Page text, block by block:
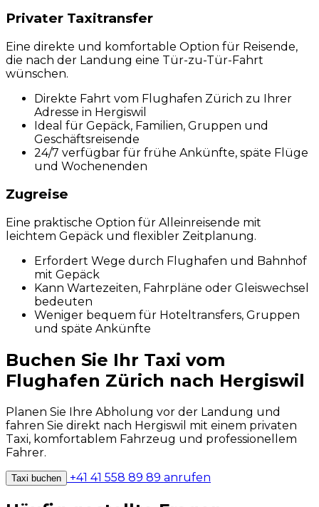
Privater Taxitransfer
Eine direkte und komfortable Option für Reisende,
die nach der Landung eine Tür-zu-Tür-Fahrt
wünschen.
Direkte Fahrt vom Flughafen Zürich zu Ihrer
Adresse in Hergiswil
Ideal für Gepäck, Familien, Gruppen und
Geschäftsreisende
24/7 verfügbar für frühe Ankünfte, späte Flüge
und Wochenenden
Zugreise
Eine praktische Option für Alleinreisende mit
leichtem Gepäck und flexibler Zeitplanung.
Erfordert Wege durch Flughafen und Bahnhof
mit Gepäck
Kann Wartezeiten, Fahrpläne oder Gleiswechsel
bedeuten
Weniger bequem für Hoteltransfers, Gruppen
und späte Ankünfte
Buchen Sie Ihr Taxi vom
Flughafen Zürich nach Hergiswil
Planen Sie Ihre Abholung vor der Landung und
fahren Sie direkt nach Hergiswil mit einem privaten
Taxi, komfortablem Fahrzeug und professionellem
Fahrer.
Taxi buchen +41 41 558 89 89 anrufen